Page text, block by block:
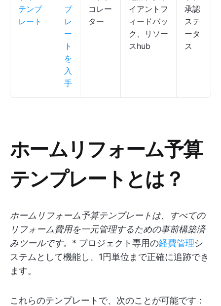
テンプ
レート
プ
レ
ー
ト
を
入
手
コレー
ター
イアントフ
ィードバッ
ク、リソー
スhub
承認
ステ
ータ
ス
ホームリフォーム予算
テンプレートとは？
ホームリフォーム予算テンプレートは、すべての
リフォーム費用を一元管理するための事前構築済
みツールです。 * プロジェクト専用の経費管理シ
ステムとして機能し、1円単位まで正確に追跡でき
ます。
これらのテンプレートで、次のことが可能です：